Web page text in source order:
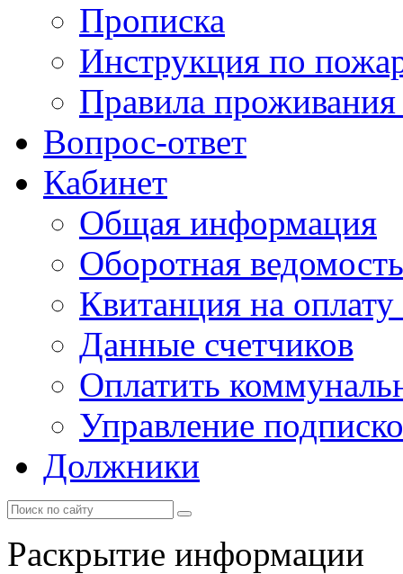
Прописка
Инструкция по
Правила
Вопрос-ответ
Кабинет
Общая информация
Оборотная ведомость
Квитанция на
Данные счетчиков
Оплатить
Управление
Должники
Раскрытие информации